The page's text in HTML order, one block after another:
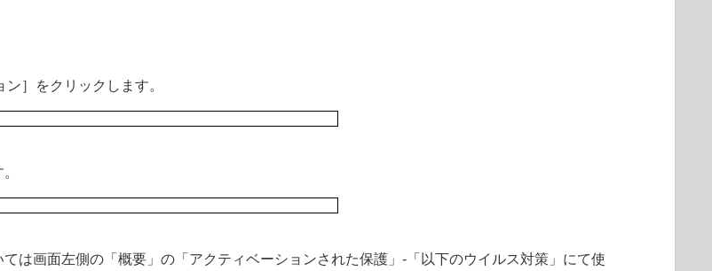
］をクリックします。
は画面左側の「概要」の「アクティベーションされた保護」-「以下のウイルス対策」にて使